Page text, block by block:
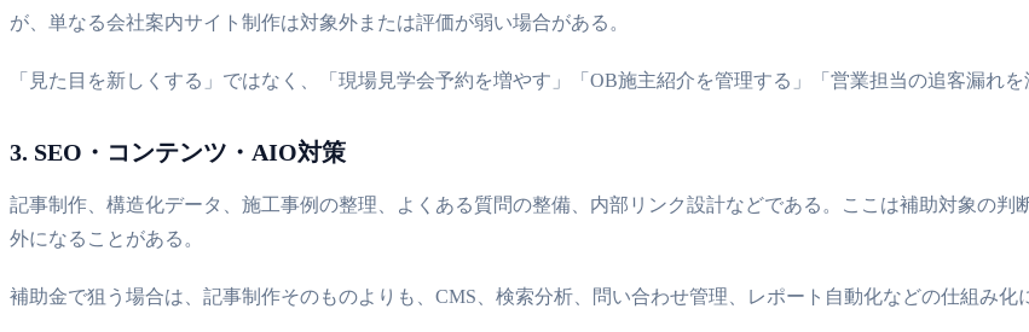
が、単なる会社案内サイト制作は対象外または評価が弱い場合がある。
「見た目を新しくする」ではなく、「現場見学会予約を増やす」「OB施主紹介を管理する」「営業担当の追客漏れ
3. SEO・コンテンツ・AIO対策
記事制作、構造化データ、施工事例の整理、よくある質問の整備、内部リンク設計などである。ここは補助対象の
外になることがある。
補助金で狙う場合は、記事制作そのものよりも、CMS、検索分析、問い合わせ管理、レポート自動化などの仕組み化